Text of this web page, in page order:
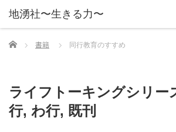
Home 書籍 同行教育のすすめ
ライフトーキングシリー
行, わ行, 既刊